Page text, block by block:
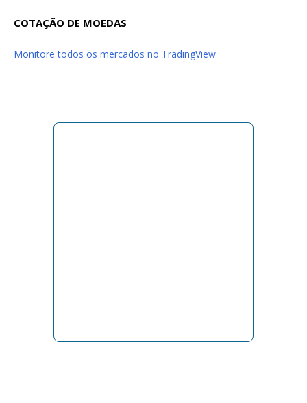
COTAÇÃO DE MOEDAS
Monitore todos os mercados no TradingView